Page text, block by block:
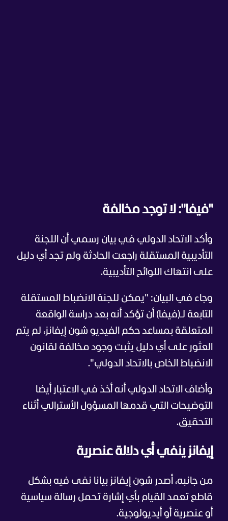
"فيفا": لا توجد مخالفة
وأكد الاتحاد الدولي في بيان رسمي أن اللجنة
التأديبية المستقلة راجعت الحادثة ولم تجد أي دليل
على انتهاك اللوائح التأديبية.
وجاء في البيان: "يمكن للجنة الانضباط المستقلة
التابعة لـ(فيفا) أن تؤكد أنه بعد دراسة الواقعة
المتعلقة بمساعد حكم الفيديو شون إيفانز، لم يتم
العثور على أي دليل يثبت وجود مخالفة لقانون
الانضباط الخاص بالاتحاد الدولي".
وأضاف الاتحاد الدولي أنه أخذ في الاعتبار أيضا
التوضيحات التي قدمها المسؤول الأسترالي أثناء
التحقيق.
إيفانز ينفي أي دلالة عنصرية
من جانبه، أصدر شون إيفانز بيانا نفى فيه بشكل
قاطع تعمد القيام بأي إشارة تحمل رسالة سياسية
أو عنصرية أو أيديولوجية.